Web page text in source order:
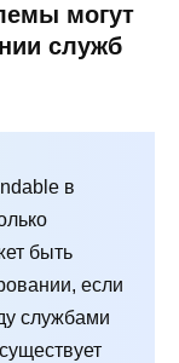
могут
служб
в
быть
если
службами